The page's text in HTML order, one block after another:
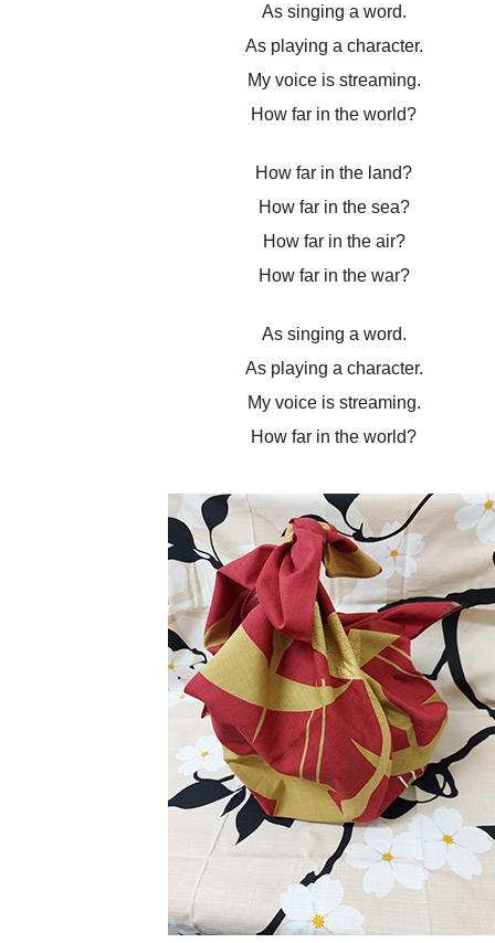
As singing a word.
As playing a character.
My voice is streaming.
How far in the world?
How far in the land?
How far in the sea?
How far in the air?
How far in the war?
As singing a word.
As playing a character.
My voice is streaming.
How far in the world?